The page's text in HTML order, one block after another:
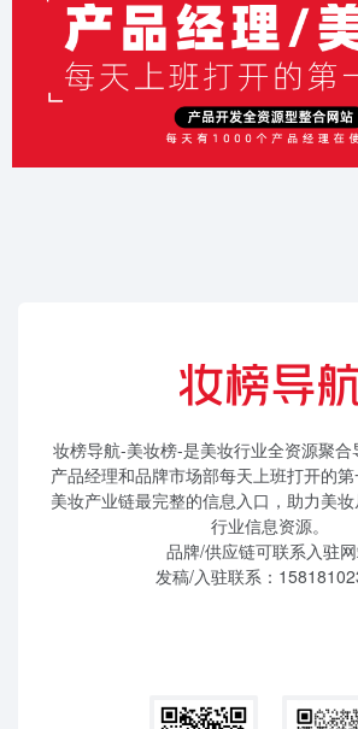
妆榜导航-美妆榜-是美妆行业全资源聚
产品经理和品牌市场部每天上班打开的
美妆产业链最完整的信息入口，助力美
行业信息资源。
品牌/供应链可联系入驻
发稿/入驻联系：